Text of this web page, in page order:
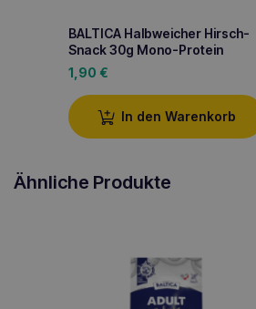
BALTICA Halbweicher Hirsch-
Snack 30g Mono-Protein
1,90 €
In den Warenkorb
Ähnliche Produkte